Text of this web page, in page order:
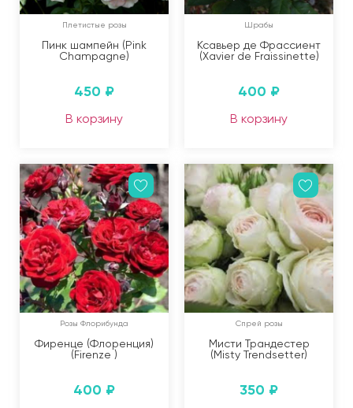
Плетистые розы
Пинк шампейн (Pink
Champagne)
450 ₽
В корзину
Шрабы
Ксавьер де Фрассиент
(Xavier de Fraissinette)
400 ₽
В корзину
Розы Флорибунда
Фиренце (Флоренция)
(Firenze )
400 ₽
Спрей розы
Мисти Трандестер
(Misty Trendsetter)
350 ₽